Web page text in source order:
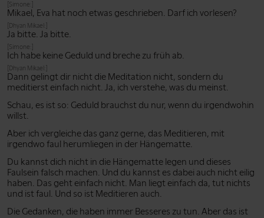
[Simone:]
Mikael, Eva hat noch etwas geschrieben. Darf ich vorlesen?
[Dhyan Mikael:]
Ja bitte. Ja bitte.
[Simone:]
Ich habe keine Geduld und breche zu früh ab.
[Dhyan Mikael:]
Dann gelingt dir nicht die Meditation nicht, sondern du
meditierst einfach nicht. Ja, ich verstehe, was du meinst.
Schau, es ist so: Geduld brauchst du nur, wenn du irgendwohin
willst.
Aber ich vergleiche das ganz gerne, das Meditieren, mit
irgendwo faul herumliegen in der Hängematte.
Du kannst dich nicht in die Hängematte legen und dieses
Faulsein falsch machen. Und du kannst es dabei auch nicht eilig
haben. Das geht einfach nicht. Man liegt einfach da, tut nichts
und ist faul. Und so ist Meditieren auch.
Die Gedanken, die haben immer Besseres zu tun. Aber das ist